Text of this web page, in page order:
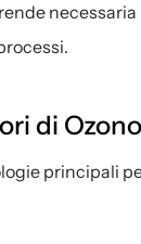
di
principali